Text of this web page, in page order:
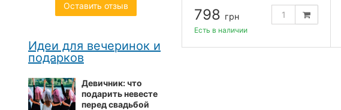
798 грн
Есть в наличии
Оставить отзыв
Идеи для вечеринок и
подарков
Девичник: что
подарить невесте
перед свадьбой